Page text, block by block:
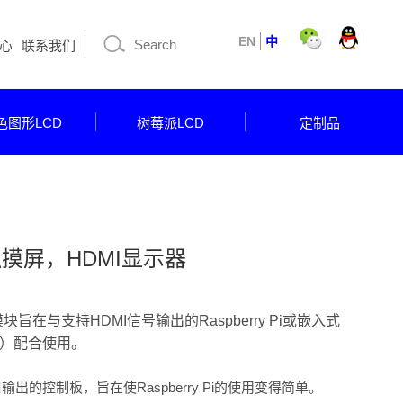
EN 中
联系我们
图形LCD 树莓派LCD 定制品
屏，HDMI显示器
旨在与支持HDMI信号输出的Raspberry Pi或嵌入式
配合使用。
出的控制板，旨在使Raspberry Pi的使用变得简单。